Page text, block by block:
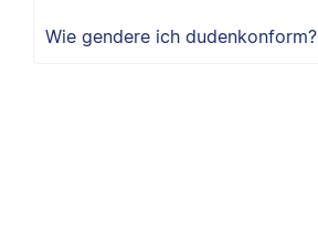
Wie gendere ich dudenkonform?